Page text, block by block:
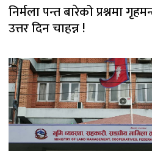
निर्मला पन्त बारेको प्रश्नमा
उत्तर दिन चाहन्न !